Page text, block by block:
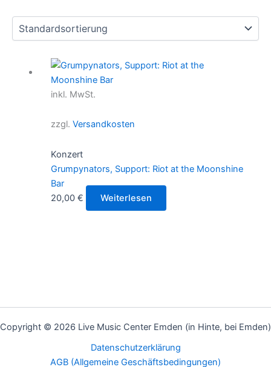
inkl. MwSt.
zzgl. Versandkosten
Konzert
Grumpynators, Support: Riot at the Moonshine
Bar
20,00 € Weiterlesen
Copyright © 2026 Live Music Center Emden (in Hinte, bei Emden)
Datenschutzerklärung
AGB (Allgemeine Geschäftsbedingungen)